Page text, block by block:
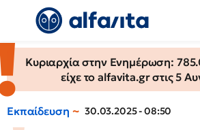
Κυριαρχία στην Ενημέρωση:
είχε το alfavita.gr στις 5
Εκπαίδευση 30.03.2025 - 08:50